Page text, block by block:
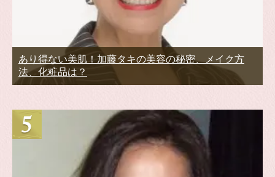
あり得ない美肌！加藤タキの美容の秘密、メイク方
法、化粧品は？